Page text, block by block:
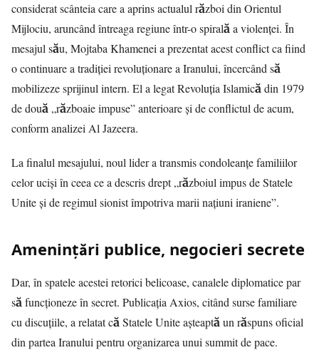
considerat scânteia care a aprins actualul război din Orientul
Mijlociu, aruncând întreaga regiune într-o spirală a violenței. În
mesajul său, Mojtaba Khamenei a prezentat acest conflict ca fiind
o continuare a tradiției revoluționare a Iranului, încercând să
mobilizeze sprijinul intern. El a legat Revoluția Islamică din 1979
de două „războaie impuse” anterioare și de conflictul de acum,
conform analizei Al Jazeera.
La finalul mesajului, noul lider a transmis condoleanțe familiilor
celor uciși în ceea ce a descris drept „războiul impus de Statele
Unite și de regimul sionist împotriva marii națiuni iraniene”.
Amenințări publice, negocieri secrete
Dar, în spatele acestei retorici belicoase, canalele diplomatice par
să funcționeze în secret. Publicația Axios, citând surse familiare
cu discuțiile, a relatat că Statele Unite așteaptă un răspuns oficial
din partea Iranului pentru organizarea unui summit de pace.